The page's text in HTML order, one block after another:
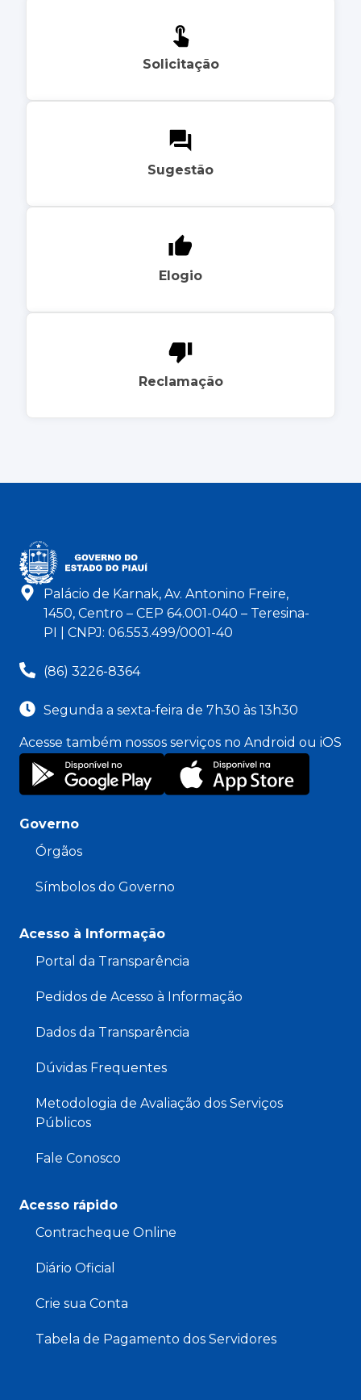
Solicitação
Sugestão
Elogio
Reclamação
Palácio de Karnak, Av. Antonino Freire,
1450, Centro – CEP 64.001-040 – Teresina-
PI | CNPJ: 06.553.499/0001-40
(86) 3226-8364
Segunda a sexta-feira de 7h30 às 13h30
Acesse também nossos serviços no Android ou iOS
Governo
Órgãos
Símbolos do Governo
Acesso à Informação
Portal da Transparência
Pedidos de Acesso à Informação
Dados da Transparência
Dúvidas Frequentes
Metodologia de Avaliação dos Serviços
Públicos
Fale Conosco
Acesso rápido
Contracheque Online
Diário Oficial
Crie sua Conta
Tabela de Pagamento dos Servidores